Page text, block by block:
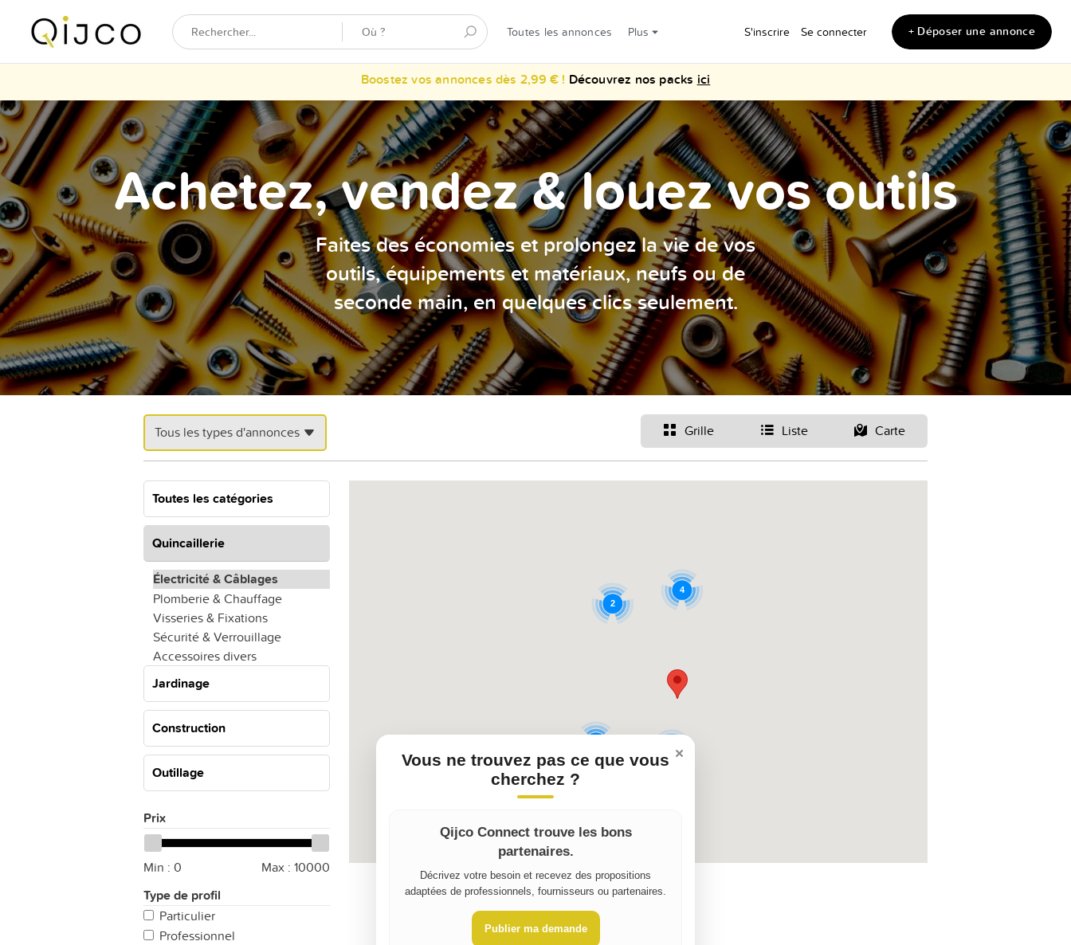
Boostez vos annonces dès 2,99 € ! Découvrez nos packs ici
Toutes les annonces Plus S'inscrire Se connecter + Déposer une annonce
Achetez, vendez & louez vos outils
Faites des économies et prolongez la vie de vos
outils, équipements et matériaux, neufs ou de
seconde main, en quelques clics seulement.
Grille Liste Carte
Tous les types d'annonces
Toutes les catégories
Quincaillerie
Électricité & Câblages
Plomberie & Chauffage
Visseries & Fixations
Sécurité & Verrouillage
Accessoires divers
Jardinage
Construction
Outillage
Prix
Min : 0 Max : 10000
Type de profil
Particulier
Professionnel
4
2
×
Vous ne trouvez pas ce que vous
cherchez ?
Qijco Connect trouve les bons
partenaires.
Décrivez votre besoin et recevez des propositions
adaptées de professionnels, fournisseurs ou partenaires.
Publier ma demande